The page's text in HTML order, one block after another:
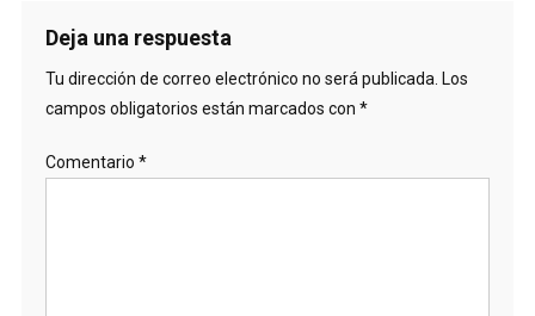
Deja una respuesta
Tu dirección de correo electrónico no será publicada. Los
campos obligatorios están marcados con *
Comentario *